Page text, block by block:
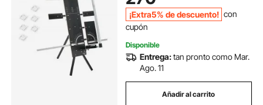
Esponja
¡Extra5% de descuento! con
cupón
Disponible
Entrega:tan pronto como Mar.
Ago. 11
Añadir al carrito